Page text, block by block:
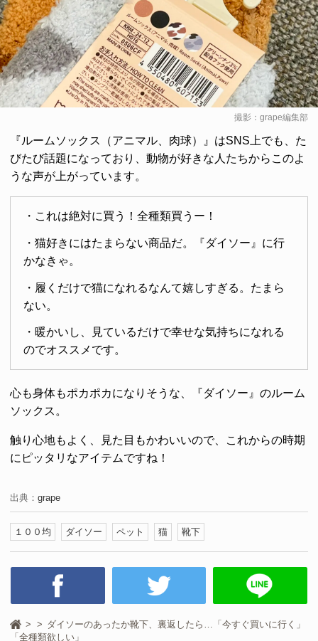
撮影：grape編集部
『ルームソックス（アニマル、肉球）』はSNS上でも、た
びたび話題になっており、動物が好きな人たちからこのよ
うな声が上がっています。
・これは絶対に買う！全種類買うー！
・猫好きにはたまらない商品だ。『ダイソー』に行
かなきゃ。
・履くだけで猫になれるなんて嬉しすぎる。たまら
ない。
・暖かいし、見ているだけで幸せな気持ちになれる
のでオススメです。
心も身体もポカポカになりそうな、『ダイソー』のルーム
ソックス。
触り心地もよく、見た目もかわいいので、これからの時期
にピッタリなアイテムですね！
出典： grape
１００均 ダイソー ペット 猫 靴下
ダイソーのあったか靴下、裏返したら…「今すぐ買いに行く」
「全種類欲しい」